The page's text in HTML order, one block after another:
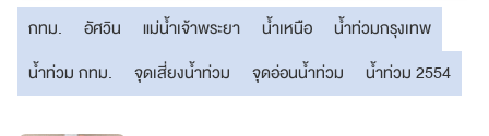
กทม. อัศวิน แม่น้ำเจ้าพระยา น้ำเหนือ
น้ำท่วมกรุงเทพ
น้ำท่วม กทม.
จุดเสี่ยงน้ำท่วม จุดอ่อนน้ำท่วม น้ำท่วม 2554